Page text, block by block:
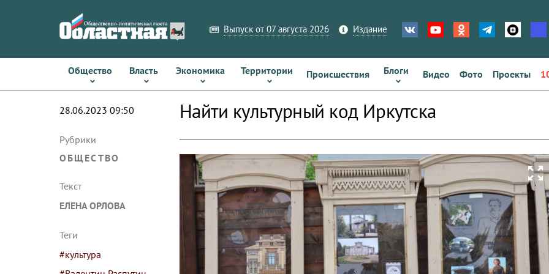
Выпуск от 07 августа 2026 Издание
Общество Власть Экономика Территории Происшествия Блоги Видео Фото Проекты
28.06.2023 09:50
Рубрики
ОБЩЕСТВО
Текст
ЕЛЕНА ОРЛОВА
Теги
#культура
Найти культурный код Иркутска
zoom_out_map